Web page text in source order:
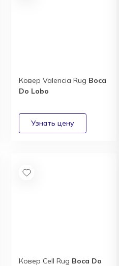
Ковер Valencia Rug Boca
Do Lobo
Ковер Cell Rug Boca Do